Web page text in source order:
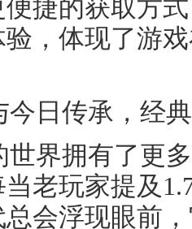
便捷的获取方
，体现了游
今日传承，经
世界拥有了更
老玩家提及
会浮现眼前